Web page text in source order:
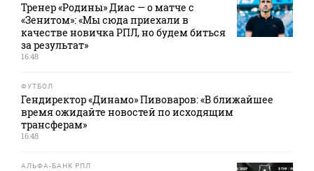
Тренер «Родины» Диас — о матче с
«Зенитом»: «Мы сюда приехали в
качестве новичка РПЛ, но будем биться
за результат»
16:48
ФУТБОЛ
Гендиректор «Динамо» Пивоваров: «В ближайшее
время ожидайте новостей по исходящим
трансферам»
16:48
АЛЬФА-БАНК РПЛ